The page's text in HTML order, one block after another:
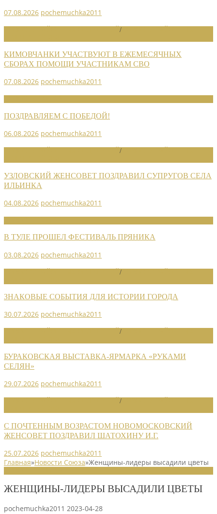
07.08.2026 pochemuchka2011
/
КИМОВЧАНКИ УЧАСТВУЮТ В ЕЖЕМЕСЯЧНЫХ
СБОРАХ ПОМОЩИ УЧАСТНИКАМ СВО
07.08.2026 pochemuchka2011
ПОЗДРАВЛЯЕМ С ПОБЕДОЙ!
06.08.2026 pochemuchka2011
/
УЗЛОВСКИЙ ЖЕНСОВЕТ ПОЗДРАВИЛ СУПРУГОВ СЕЛА
ИЛЬИНКА
04.08.2026 pochemuchka2011
В ТУЛЕ ПРОШЕЛ ФЕСТИВАЛЬ ПРЯНИКА
03.08.2026 pochemuchka2011
/
ЗНАКОВЫЕ СОБЫТИЯ ДЛЯ ИСТОРИИ ГОРОДА
30.07.2026 pochemuchka2011
/
БУРАКОВСКАЯ ВЫСТАВКА-ЯРМАРКА «РУКАМИ
СЕЛЯН»
29.07.2026 pochemuchka2011
/
С ПОЧТЕННЫМ ВОЗРАСТОМ НОВОМОСКОВСКИЙ
ЖЕНСОВЕТ ПОЗДРАВИЛ ШАТОХИНУ И.Г.
25.07.2026 pochemuchka2011
Главная»Новости Союза»Женщины-лидеры высадили цветы
ЖЕНЩИНЫ-ЛИДЕРЫ ВЫСАДИЛИ ЦВЕТЫ
pochemuchka2011 2023-04-28